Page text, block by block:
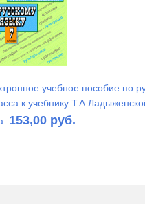
учебное пособие по
к учебнику
153,00 руб.